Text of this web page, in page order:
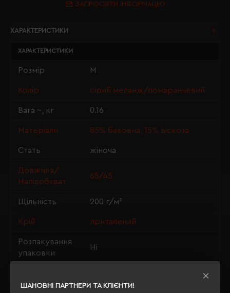
ШАНОВНІ ПАРТНЕРИ ТА КЛІЄНТИ!
ЗАПРОСИТИ ІНФОРМАЦІЮ
ХАРАКТЕРИСТИКИ
ХАРАКТЕРИСТИКИ
Розмір M
Колір сірий меланж/помаранчевий
Вага ~, кг 0.16
Матеріали 85% бавовна, 15% віскоза
Стать жіноча
Довжина/
Напівобхват
65/45
Щільність 200 г/м²
Крій приталений
Розпакування
упаковки
Ні
PETA-Approved Vegan